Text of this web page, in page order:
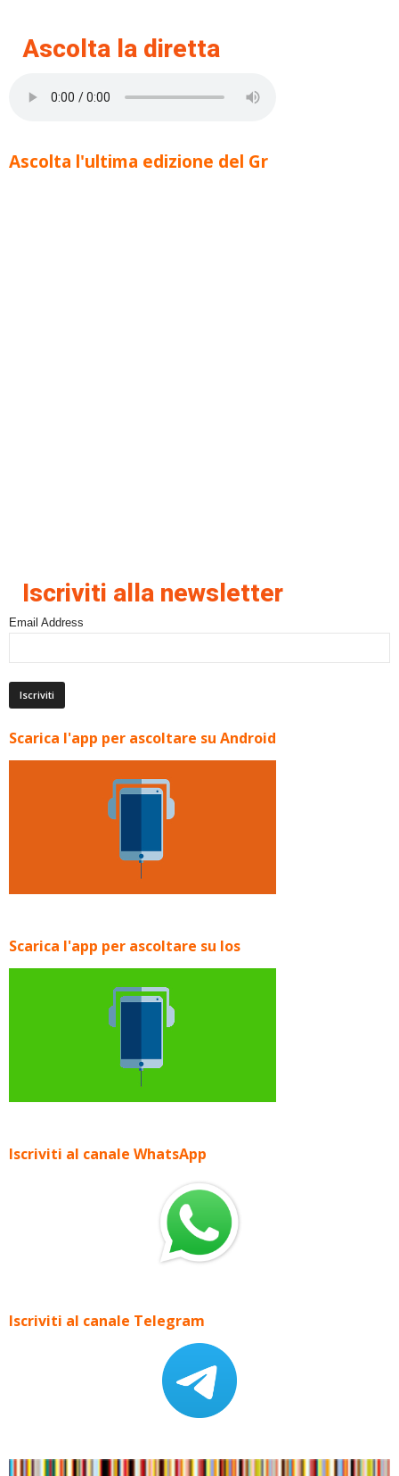
Ascolta la diretta
Ascolta l'ultima edizione del Gr
Iscriviti alla newsletter
Email Address
Scarica l'app per ascoltare su Android
Scarica l'app per ascoltare su Ios
Iscriviti al canale WhatsApp
Iscriviti al canale Telegram